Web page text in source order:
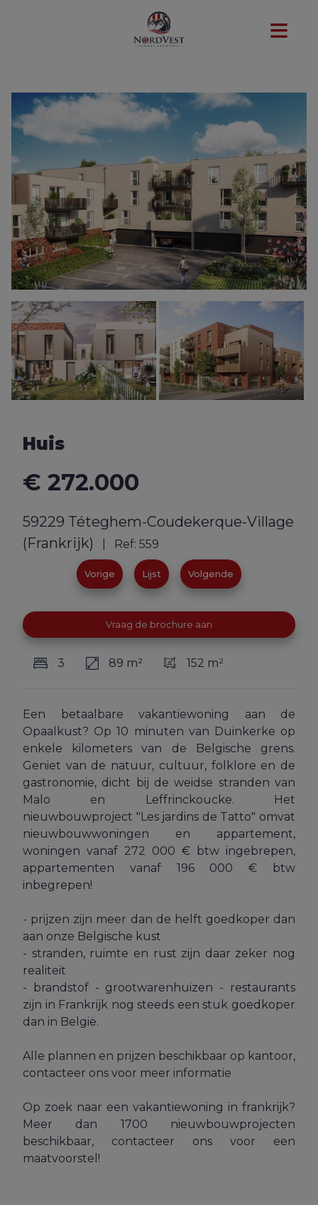
Huis
€ 272.000
59229 Téteghem-Coudekerque-Village
(Frankrijk)
| Ref: 559
Vorige Lijst Volgende
Vraag de brochure aan
3 89 m² 152 m²
Een betaalbare vakantiewoning aan de
Opaalkust? Op 10 minuten van Duinkerke op
enkele kilometers van de Belgische grens.
Geniet van de natuur, cultuur, folklore en de
gastronomie, dicht bij de weidse stranden van
Malo en Leffrinckoucke. Het
nieuwbouwproject "Les jardins de Tatto" omvat
nieuwbouwwoningen en appartement,
woningen vanaf 272 000 € btw ingebrepen,
appartementen vanaf 196 000 € btw
inbegrepen!
- prijzen zijn meer dan de helft goedkoper dan
aan onze Belgische kust
- stranden, ruimte en rust zijn daar zeker nog
realiteit
- brandstof - grootwarenhuizen - restaurants
zijn in Frankrijk nog steeds een stuk goedkoper
dan in België.
Alle plannen en prijzen beschikbaar op kantoor,
contacteer ons voor meer informatie
Op zoek naar een vakantiewoning in frankrijk?
Meer dan 1700 nieuwbouwprojecten
beschikbaar, contacteer ons voor een
maatvoorstel!